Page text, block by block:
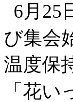
6月25
び集会
温度保
「花